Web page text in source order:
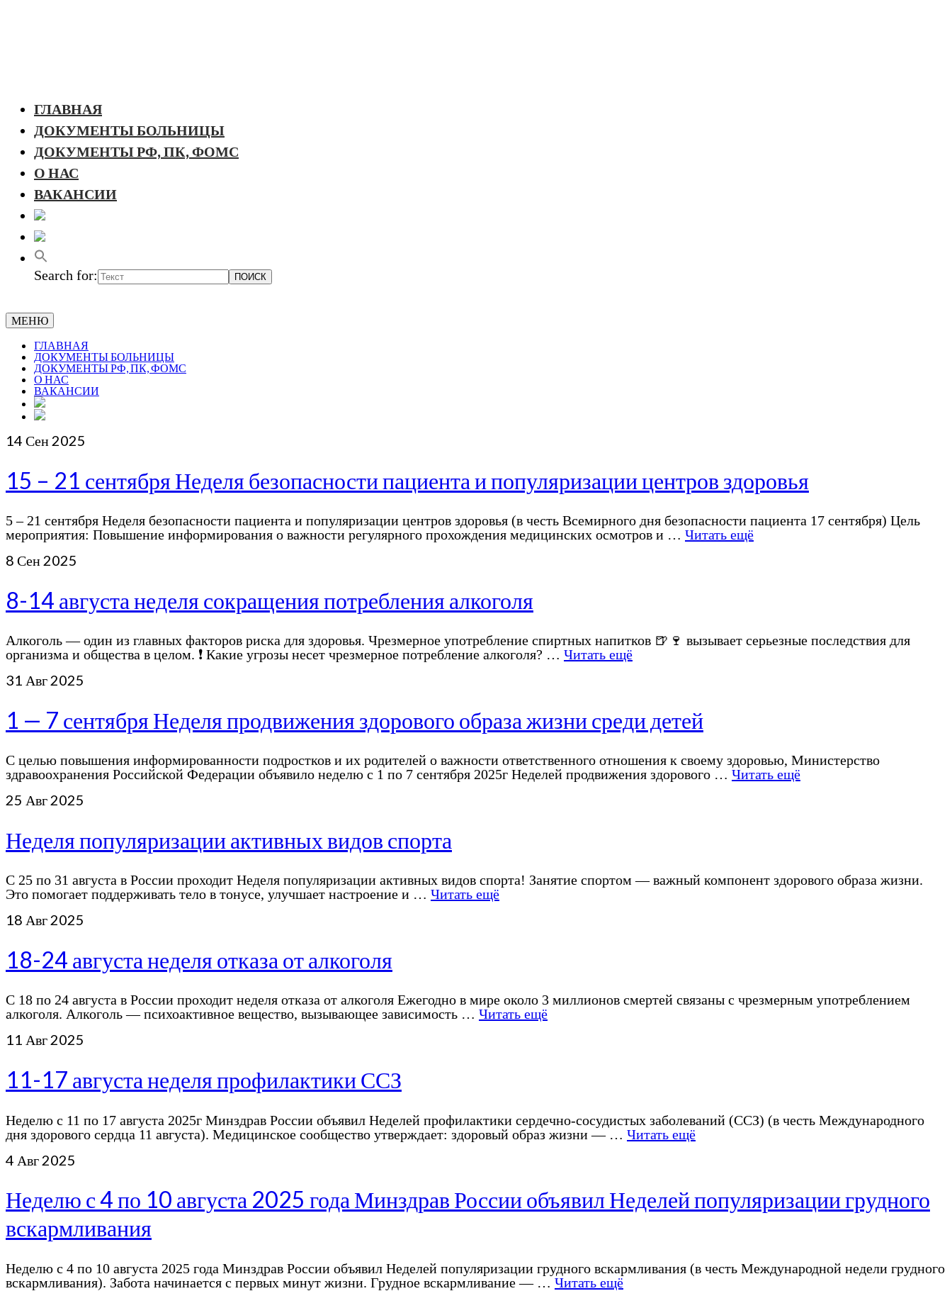
ГЛАВНАЯ
ДОКУМЕНТЫ БОЛЬНИЦЫ
ДОКУМЕНТЫ РФ, ПК, ФОМС
О НАС
ВАКАНСИИ
Search for:
МЕНЮ
ГЛАВНАЯ
ДОКУМЕНТЫ БОЛЬНИЦЫ
ДОКУМЕНТЫ РФ, ПК, ФОМС
О НАС
ВАКАНСИИ
14 Сен 2025
15 – 21 сентября Неделя безопасности пациента и популяризации центров здоровья
5 – 21 сентября Неделя безопасности пациента и популяризации центров здоровья (в честь Всемирного дня безопасности пациента 17 сентября) Цель
мероприятия: Повышение информирования о важности регулярного прохождения медицинских осмотров и … Читать ещё
8 Сен 2025
8-14 августа неделя сокращения потребления алкоголя
Алкоголь — один из главных факторов риска для здоровья. Чрезмерное употребление спиртных напитков 🍺🍷 вызывает серьезные последствия для
организма и общества в целом. ❗️ Какие угрозы несет чрезмерное потребление алкоголя? … Читать ещё
31 Авг 2025
1 — 7 сентября Неделя продвижения здорового образа жизни среди детей
С целью повышения информированности подростков и их родителей о важности ответственного отношения к своему здоровью, Министерство
здравоохранения Российской Федерации объявило неделю с 1 по 7 сентября 2025г Неделей продвижения здорового … Читать ещё
25 Авг 2025
Неделя популяризации активных видов спорта
С 25 по 31 августа в России проходит Неделя популяризации активных видов спорта! Занятие спортом — важный компонент здорового образа жизни.
Это помогает поддерживать тело в тонусе, улучшает настроение и … Читать ещё
18 Авг 2025
18-24 августа неделя отказа от алкоголя
С 18 по 24 августа в России проходит неделя отказа от алкоголя Ежегодно в мире около 3 миллионов смертей связаны с чрезмерным употреблением
алкоголя. Алкоголь — психоактивное вещество, вызывающее зависимость … Читать ещё
11 Авг 2025
11-17 августа неделя профилактики ССЗ
Неделю с 11 по 17 августа 2025г Минздрав России объявил Неделей профилактики сердечно-сосудистых заболеваний (ССЗ) (в честь Международного
дня здорового сердца 11 августа). Медицинское сообщество утверждает: здоровый образ жизни — … Читать ещё
4 Авг 2025
Неделю с 4 по 10 августа 2025 года Минздрав России объявил Неделей популяризации грудного
вскармливания
Неделю с 4 по 10 августа 2025 года Минздрав России объявил Неделей популяризации грудного вскармливания (в честь Международной недели грудного
вскармливания). Забота начинается с первых минут жизни. Грудное вскармливание — … Читать ещё